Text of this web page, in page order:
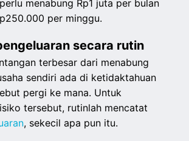
menabung Rp1 juta per bulan
per minggu.
secara rutin
terbesar dari menabung
sendiri ada di ketidaktahuan
pergi ke mana. Untuk
tersebut, rutinlah mencatat
, sekecil apa pun itu.